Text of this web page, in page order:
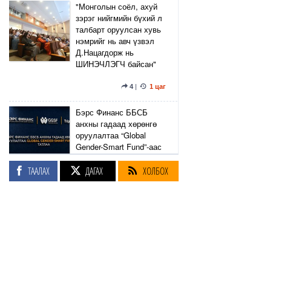
"Монголын соёл, ахуй
зэрэг нийгмийн бүхий л
талбарт оруулсан хувь
нэмрийг нь авч үзвэл
Д.Нацагдорж нь
ШИНЭЧЛЭГЧ байсан"
4| 1 цаг
Бэрс Финанс ББСБ
анхны гадаад хөрөнгө
оруулалтаа “Global
Gender-Smart Fund”-аас
татлаа
1 цаг
ТААЛАХ ДАГАХ ХОЛБОХ